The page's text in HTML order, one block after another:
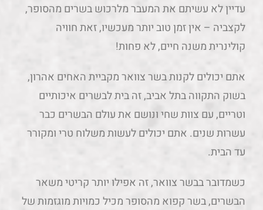
עדיין לא עשיתם את המעבר מלרכוש בשרים מהסופר,
לקצביה – אין זמן טוב יותר מעכשיו, זאת חוויה
קולינרית משנה חיים, לא פחות!
אתם יכולים לקנות בשר צוואר מקביית האחים אהרון,
בשוק התקווה בתל אביב, זה בית לבשרים איכותיים
וטריים, עם צוות שחי ונושם את עולם הבשרים כבר
עשרות שנים. אתם יכולים לעשות משלוח טרי ומקורר
עד הבית.
כשמדובר בבשר צוואר, זה אפילו יותר קריטי משאר
הבשרים, בשר קפוא מהסופר מכיל כמויות מוגזמות של